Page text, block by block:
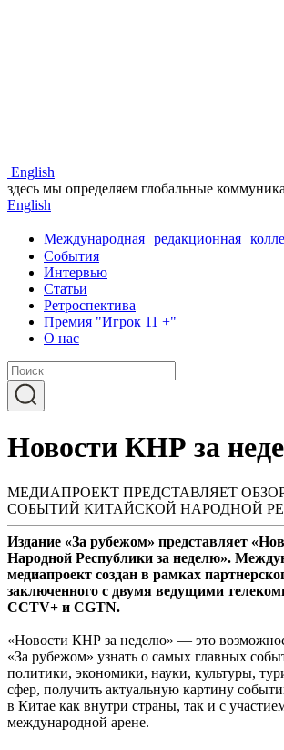
English
здесь мы определяем глобальные
English
Международная редакционная
События
Интервью
Статьи
Ретроспектива
Премия "Игрок 11 +"
О нас
Новости КНР за
МЕДИАПРОЕКТ ПРЕДСТАВЛЯЕТ
СОБЫТИЙ КИТАЙСКОЙ НАРОДНОЙ
Издание «За рубежом» представляет
Народной Республики за неделю».
медиапроект создан в рамках
заключенного с двумя ведущими
CCTV+ и CGTN.
«Новости КНР за неделю» — это
«За рубежом» узнать о самых главных
политики, экономики, науки, культуры,
сфер, получить актуальную картину
в Китае как внутри страны, так и с
международной арене.